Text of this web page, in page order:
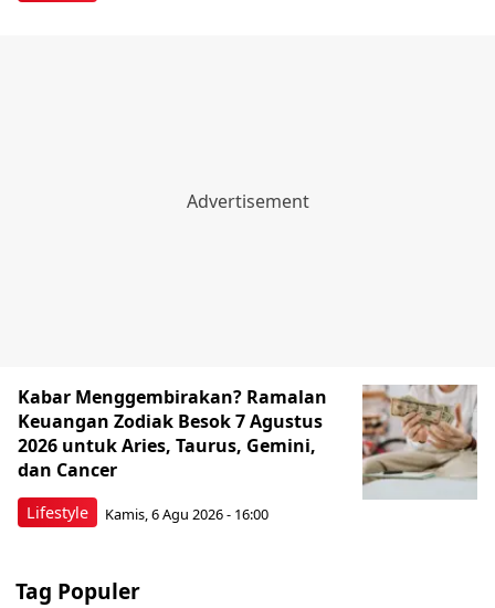
Lifestyle
Kabar Menggembirakan? Ramalan
Keuangan Zodiak Besok 7 Agustus
2026 untuk Aries, Taurus, Gemini,
dan Cancer
Kamis, 6 Agu 2026 - 16:00
Tag Populer